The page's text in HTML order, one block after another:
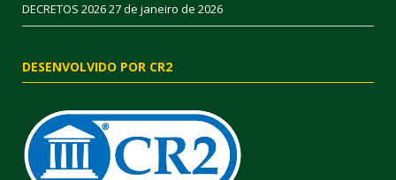
DECRETOS 202627 de janeiro de 2026
DESENVOLVIDO POR CR2